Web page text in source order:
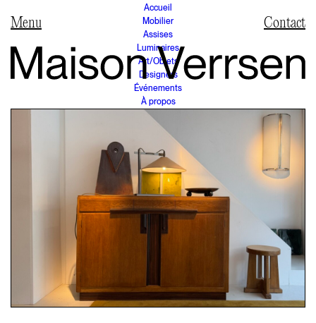
Contact
Accueil
Mobilier
Assises
Luminaires
Art/Objets
Designers
Événements
À propos